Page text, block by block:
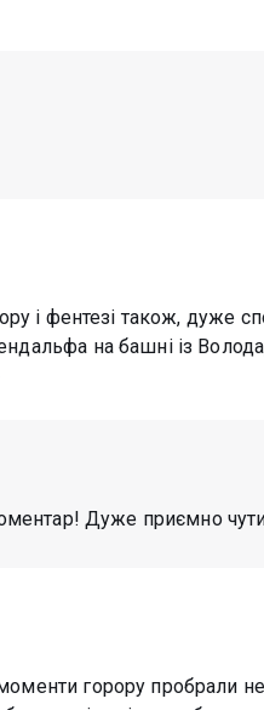
і фентезі також, дуже
на башні із
Дуже приємно
горору пробрали